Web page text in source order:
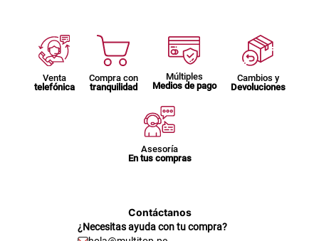
Venta
telefónica
Compra con
tranquilidad
Múltiples
Medios de pago
Cambios y
Devoluciones
Asesoría
En tus compras
Contáctanos
¿Necesitas ayuda con tu compra?